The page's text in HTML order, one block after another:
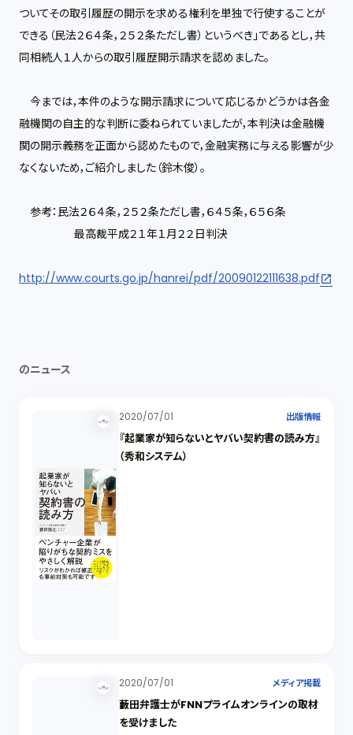
ついてその取引履歴の開示を求める権利を単独で行使することが
できる（民法２６４条，２５２条ただし書）というべき」であるとし，共
同相続人１人からの取引履歴開示請求を認めました。
今までは，本件のような開示請求について応じるかどうかは各金
融機関の自主的な判断に委ねられていましたが，本判決は金融機
関の開示義務を正面から認めたもので，金融実務に与える影響が少
なくないため，ご紹介しました（鈴木俊）。
参考：民法２６４条，２５２条ただし書，６４５条，６５６条
最高裁平成２１年１月２２日判決
http://www.courts.go.jp/hanrei/pdf/20090122111638.pdf
のニュース
2020/07/01 出版情報
『起業家が知らないとヤバい契約書の読み方』
（秀和システム）
2020/07/01 メディア掲載
藪田弁護士がFNNプライムオンラインの取材
を受けました